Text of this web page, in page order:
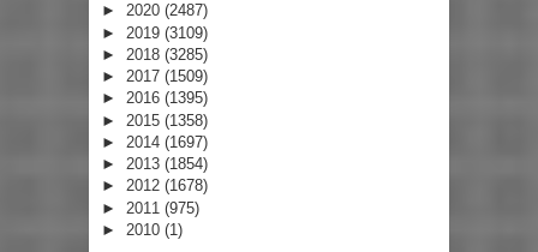
► 2020 (2487)
► 2019 (3109)
► 2018 (3285)
► 2017 (1509)
► 2016 (1395)
► 2015 (1358)
► 2014 (1697)
► 2013 (1854)
► 2012 (1678)
► 2011 (975)
► 2010 (1)